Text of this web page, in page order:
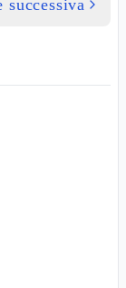
successiva